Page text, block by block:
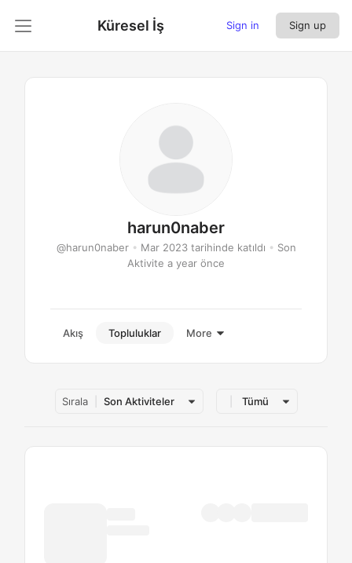
Küresel İş Sign in Sign up
harun0naber
@harun0naber • Mar 2023 tarihinde katıldı • Son
Aktivite a year önce
Akış Topluluklar More
Sırala Son Aktiviteler Tümü